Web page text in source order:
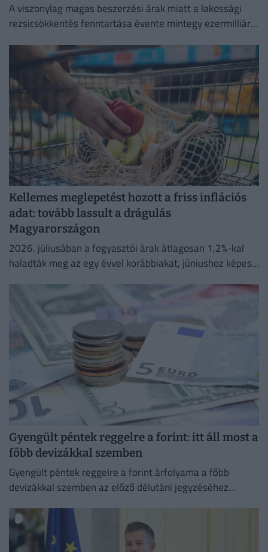
A viszonylag magas beszerzési árak miatt a lakossági
rezsicsökkentés fenntartása évente mintegy ezermilliárd
Kellemes meglepetést hozott a friss inflációs
adat: tovább lassult a drágulás
Magyarországon
2026. júliusában a fogyasztói árak átlagosan 1,2%-kal
haladták meg az egy évvel korábbiakat, júniushoz képest
Gyengült péntek reggelre a forint: itt áll most a
főbb devizákkal szemben
Gyengült péntek reggelre a forint árfolyama a főbb
devizákkal szemben az előző délutáni jegyzéséhez